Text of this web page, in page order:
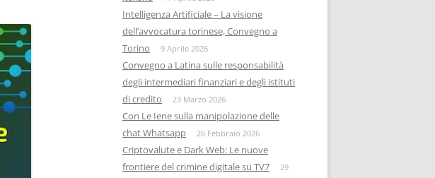
Intelligenza Artificiale – La visione
dell’avvocatura torinese, Convegno a
Torino
9 Aprile 2026
Convegno a Latina sulle responsabilità
degli intermediari finanziari e degli istituti
di credito
23 Marzo 2026
Con Le Iene sulla manipolazione delle
chat Whatsapp
26 Febbraio 2026
Criptovalute e Dark Web: Le nuove
frontiere del crimine digitale su TV7
29